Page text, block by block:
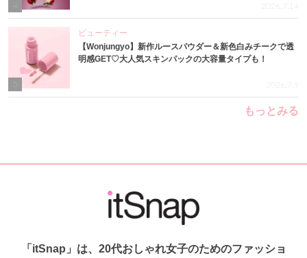
4 2026.7.14
ビューティー
【Wonjungyo】新作ルースパウダー＆新色白みチークで透
明感GET♡大人気スキンパックの大容量タイプも！
2026.7.9
もっとみる
「itSnap」は、20代おしゃれ女子のためのファッショ